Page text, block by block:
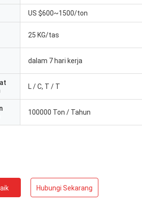
US $600~1500/ton
25 KG/tas
dalam 7 hari kerja
L / C, T / T
100000 Ton / Tahun
Hubungi Sekarang